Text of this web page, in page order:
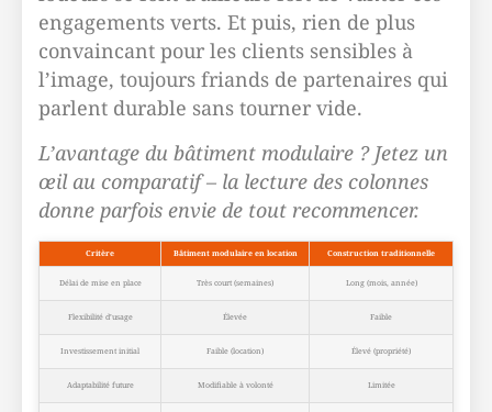
engagements verts. Et puis, rien de plus
convaincant pour les clients sensibles à
l’image, toujours friands de partenaires qui
parlent durable sans tourner vide.
L’avantage du bâtiment modulaire ? Jetez un
œil au comparatif – la lecture des colonnes
donne parfois envie de tout recommencer.
Critère Bâtiment modulaire en location Construction traditionnelle
Délai de mise en place Très court (semaines) Long (mois, année)
Flexibilité d’usage Élevée Faible
Investissement initial Faible (location) Élevé (propriété)
Adaptabilité future Modifiable à volonté Limitée